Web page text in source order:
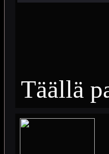
Täällä